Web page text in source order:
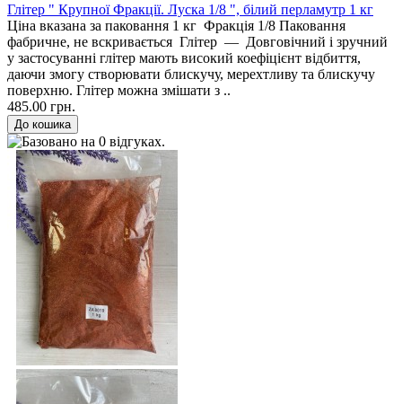
Глітер " Крупної Фракції. Луска 1/8 ", білий перламутр 1 кг
Ціна вказана за паковання 1 кг Фракція 1/8 Паковання
фабричне, не вскривається Глітер — Довговічний і зручний
у застосуванні глітер мають високий коефіцієнт відбиття,
даючи змогу створювати блискучу, мерехтливу та блискучу
поверхню. Глітер можна змішати з ..
485.00 грн.